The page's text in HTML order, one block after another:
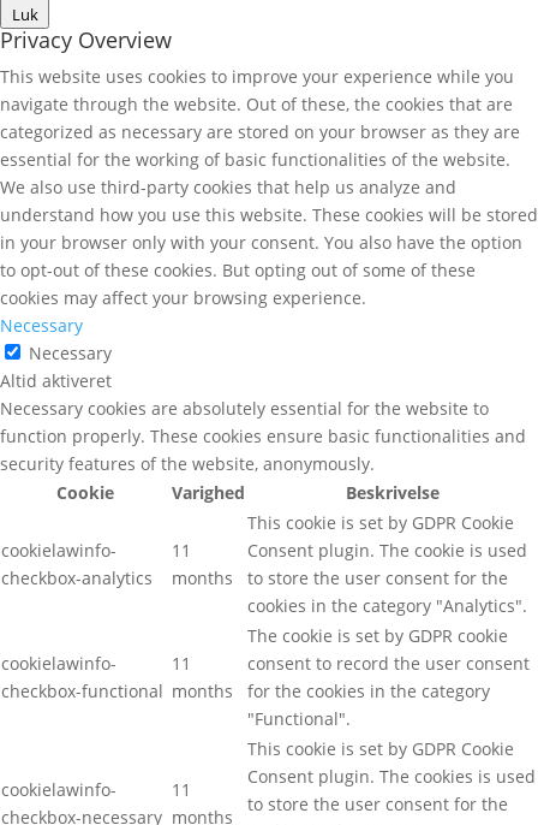
Luk
Privacy Overview
This website uses cookies to improve your experience while you
navigate through the website. Out of these, the cookies that are
categorized as necessary are stored on your browser as they are
essential for the working of basic functionalities of the website.
We also use third-party cookies that help us analyze and
understand how you use this website. These cookies will be stored
in your browser only with your consent. You also have the option
to opt-out of these cookies. But opting out of some of these
cookies may affect your browsing experience.
Necessary
Necessary
Altid aktiveret
Necessary cookies are absolutely essential for the website to
function properly. These cookies ensure basic functionalities and
security features of the website, anonymously.
Cookie
Varighed Beskrivelse
cookielawinfo-
checkbox-analytics
11
months
This cookie is set by GDPR Cookie
Consent plugin. The cookie is used
to store the user consent for the
cookies in the category "Analytics".
cookielawinfo-
checkbox-functional
11
months
The cookie is set by GDPR cookie
consent to record the user consent
for the cookies in the category
"Functional".
cookielawinfo-
checkbox-necessary
11
months
This cookie is set by GDPR Cookie
Consent plugin. The cookies is used
to store the user consent for the